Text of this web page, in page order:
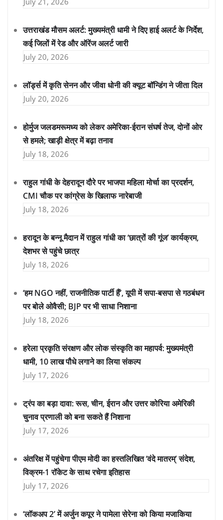
उत्तराखंड मौसम अलर्ट: मुख्यमंत्री धामी ने दिए हाई अलर्ट के निर्देश,
कई जिलों में रेड और ऑरेंज अलर्ट जारी
July 20, 2026
लॉर्ड्स में कृति सेनन और जीवा धोनी की क्यूट बॉन्डिंग ने जीता दिल
July 20, 2026
होर्मुज जलडमरूमध्य को लेकर अमेरिका-ईरान संघर्ष तेज, दोनों ओर
से हमले; खाड़ी क्षेत्र में बढ़ा तनाव
July 18, 2026
राहुल गांधी के देहरादून दौरे पर भाजपा महिला मोर्चा का प्रदर्शन,
CMI चौक पर कांग्रेस के खिलाफ नारेबाजी
July 18, 2026
हरादून के बन्नू मैदान में राहुल गांधी का ‘छात्रों की गूंज’ कार्यक्रम,
देशभर से पहुंचे छात्र
July 18, 2026
‘हम NGO नहीं, राजनीतिक पार्टी हैं’, यूपी में सपा-बसपा से गठबंधन
पर बोले ओवैसी; BJP पर भी साधा निशाना
July 18, 2026
हरेला प्रकृति संरक्षण और लोक संस्कृति का महापर्व: मुख्यमंत्री
धामी, 10 लाख पौधे लगाने का लिया संकल्प
July 17, 2026
ट्रंप का बड़ा दावा: रूस, चीन, ईरान और उत्तर कोरिया अमेरिकी
चुनाव प्रणाली को बना सकते हैं निशाना
July 17, 2026
अंतरिक्ष में पहुंचेगा पीएम मोदी का हस्तलिखित ‘वंदे मातरम्’ संदेश,
विक्रम-1 रॉकेट के साथ रचेगा इतिहास
July 17, 2026
‘लॉकअप 2’ में अर्जुन कपूर ने पामेला सेरेना को किया मजाकिया